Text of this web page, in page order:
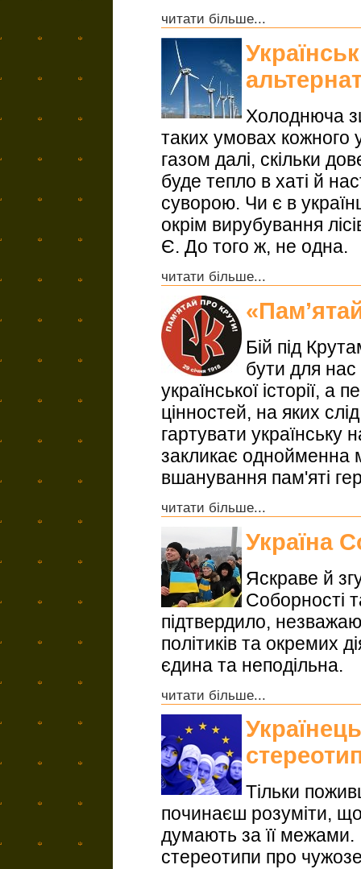
читати більше...
Холоднюча
таких умовах кожного
газом далі, скільки
буде тепло в хаті й
суворою. Чи є в
окрім вирубування
Є. До того ж, не одна.
читати більше...
Бій під
бути для
української історії, а
цінностей, на яких
гартувати українську
закликає однойменна
вшанування пам'яті
читати більше...
Україна
Яскраве й
Соборності
підтвердило,
політиків та окремих
єдина та неподільна.
читати більше...
Тільки
починаєш розуміти,
думають за її межами.
стереотипи про